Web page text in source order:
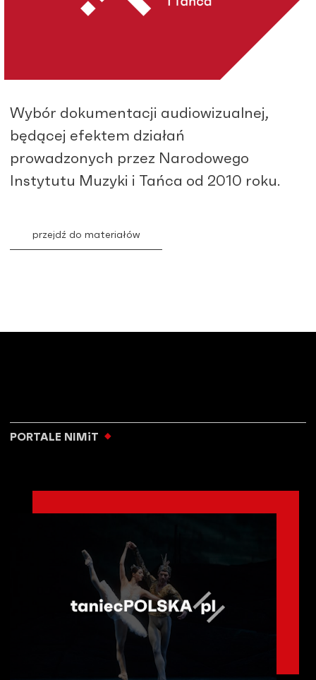
Wybór dokumentacji audiowizualnej,
będącej efektem działań
prowadzonych przez Narodowego
Instytutu Muzyki i Tańca od 2010 roku.
przejdź do materiałów
PORTALE NIMiT